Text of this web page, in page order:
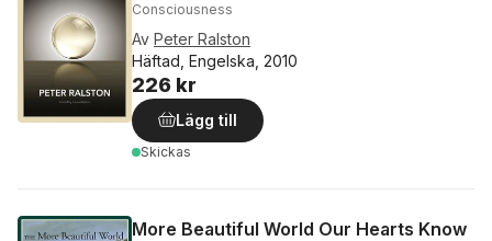
Consciousness
Av Peter Ralston
Häftad, Engelska, 2010
226 kr
Lägg till
Skickas
More Beautiful World Our Hearts Know